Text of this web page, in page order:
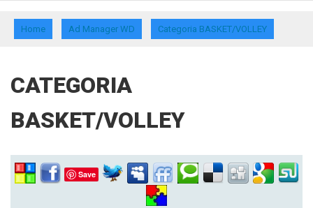
Home Ad Manager WD Categoria BASKET/VOLLEY
CATEGORIA
BASKET/VOLLEY
Save